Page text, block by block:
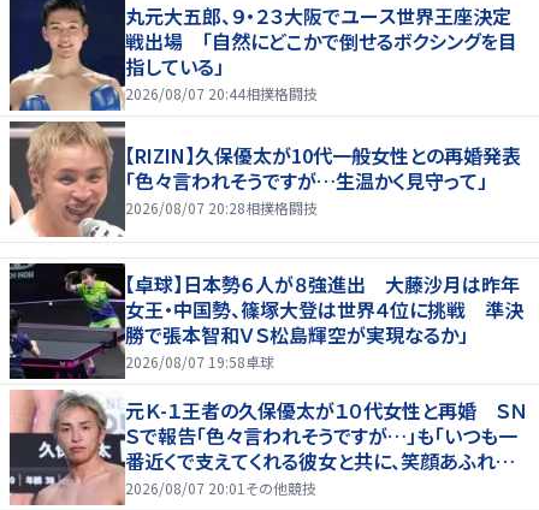
丸元大五郎、９・２３大阪でユース世界王座決定
戦出場 「自然にどこかで倒せるボクシングを目
指している」
2026/08/07 20:44相撲格闘技
【RIZIN】久保優太が10代一般女性との再婚発表
「色々言われそうですが…生温かく見守って」
2026/08/07 20:28相撲格闘技
【卓球】日本勢６人が８強進出 大藤沙月は昨年
女王・中国勢、篠塚大登は世界４位に挑戦 準決
勝で張本智和ＶＳ松島輝空が実現なるか」
2026/08/07 19:58卓球
元Ｋ-１王者の久保優太が１０代女性と再婚 ＳＮ
Ｓで報告「色々言われそうですが…」も「いつも一
番近くで支えてくれる彼女と共に、笑顔あふれる
家庭を築いていきたい」
2026/08/07 20:01 その他競技